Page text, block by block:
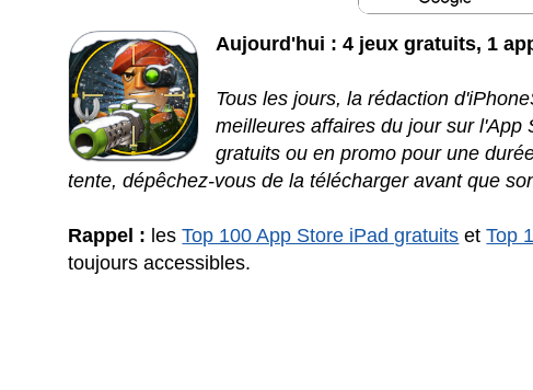
Aujourd'hui : 4 jeux gratuits, 1
Tous les jours, la rédaction
meilleures affaires du jour sur
gratuits ou en promo pour une
tente, dépêchez-vous de la télécharger avant que
Rappel : lesTop 100 App Store iPad gratuits etTop
toujours accessibles.